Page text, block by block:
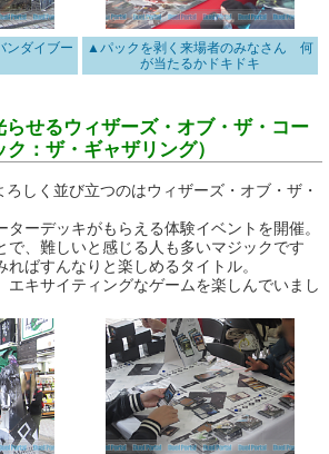
ンダイブー
▲パックを剥く来場者のみなさん 何
が当たるかドキドキ
らせるウィザーズ・オブ・ザ・コー
：ザ・ギャザリング）
ろしく並び立つのはウィザーズ・オブ・ザ・
ターデッキがもらえる体験イベントを開催。
で、難しいと感じる人も多いマジックです
ばすんなりと楽しめるタイトル。
エキサイティングなゲームを楽しんでいまし